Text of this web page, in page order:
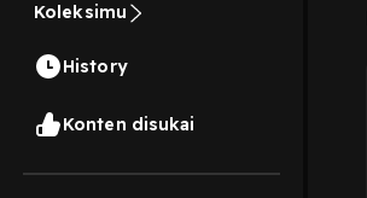
Koleksimu
History
Konten disukai